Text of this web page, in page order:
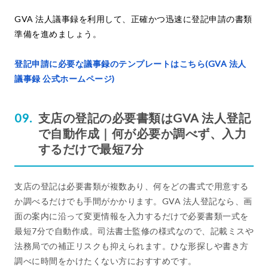
GVA 法人議事録を利用して、正確かつ迅速に登記申請の書類
準備を進めましょう。
登記申請に必要な議事録のテンプレートはこちら(GVA 法人
議事録 公式ホームページ)
支店の登記の必要書類はGVA 法人登記
で自動作成｜何が必要か調べず、入力
するだけで最短7分
支店の登記は必要書類が複数あり、何をどの書式で用意する
か調べるだけでも手間がかかります。GVA 法人登記なら、画
面の案内に沿って変更情報を入力するだけで必要書類一式を
最短7分で自動作成。司法書士監修の様式なので、記載ミスや
法務局での補正リスクも抑えられます。ひな形探しや書き方
調べに時間をかけたくない方におすすめです。